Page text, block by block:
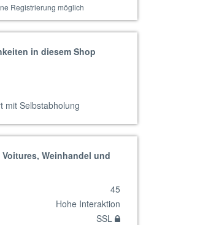
Registrierung möglich
in diesem Shop
mit Selbstabholung
Weinhandel und
45
Hohe Interaktion
SSL